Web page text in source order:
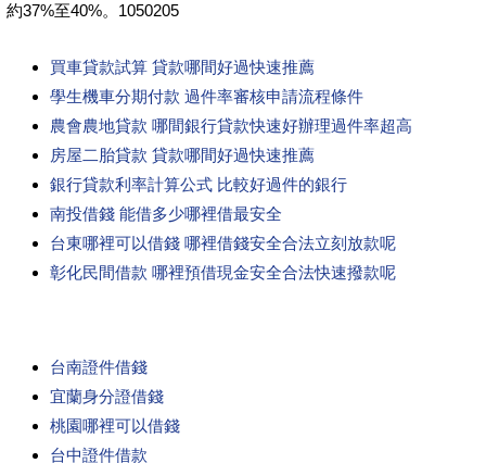
約37%至40%。1050205
買車貸款試算 貸款哪間好過快速推薦
學生機車分期付款 過件率審核申請流程條件
農會農地貸款 哪間銀行貸款快速好辦理過件率超高
房屋二胎貸款 貸款哪間好過快速推薦
銀行貸款利率計算公式 比較好過件的銀行
南投借錢 能借多少哪裡借最安全
台東哪裡可以借錢 哪裡借錢安全合法立刻放款呢
彰化民間借款 哪裡預借現金安全合法快速撥款呢
台南證件借錢
宜蘭身分證借錢
桃園哪裡可以借錢
台中證件借款